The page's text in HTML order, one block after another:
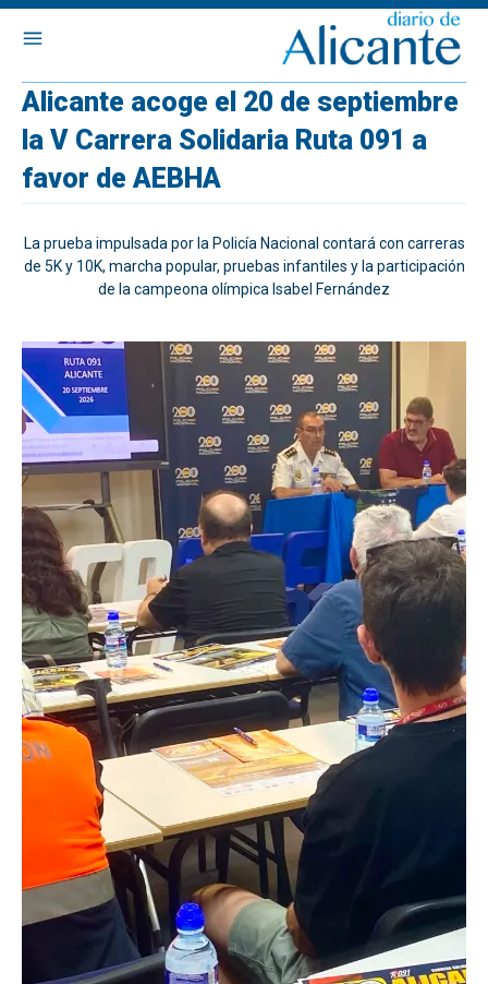
Alicante acoge el 20 de septiembre
la V Carrera Solidaria Ruta 091 a
favor de AEBHA
La prueba impulsada por la Policía Nacional contará con carreras
de 5K y 10K, marcha popular, pruebas infantiles y la participación
de la campeona olímpica Isabel Fernández